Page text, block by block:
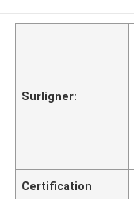
Surligner:
Certification